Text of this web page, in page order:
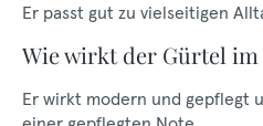
Er passt gut zu vielseitigen
Wie wirkt der Gürtel im
Er wirkt modern und gepflegt